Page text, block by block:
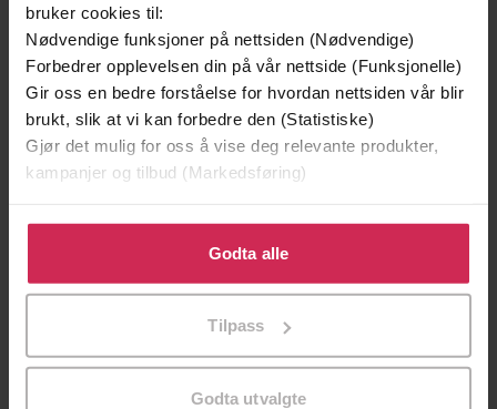
bruker cookies til:
Nødvendige funksjoner på nettsiden (Nødvendige)
Forbedrer opplevelsen din på vår nettside (Funksjonelle)
Gir oss en bedre forståelse for hvordan nettsiden vår blir
brukt, slik at vi kan forbedre den (Statistiske)
Gjør det mulig for oss å vise deg relevante produkter,
kampanjer og tilbud (Markedsføring)
Klikk på «Godta alle» for å gi oss ditt samtykke til å
bruke cookies for alle disse formålene. Du kan også
tilpasse ditt samtykke til spesifikke formål ved å klikke
Godta alle
Tilpass
Godta utvalgte
Jo Nesbø
Helene Flood